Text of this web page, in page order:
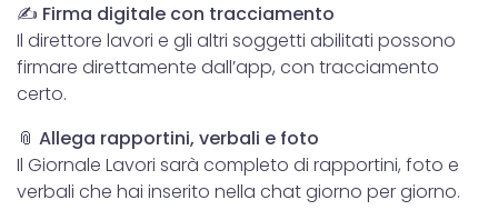
✍️ Firma digitale con tracciamento
Il direttore lavori e gli altri soggetti abilitati possono
firmare direttamente dall’app, con tracciamento
certo.
📎 Allega rapportini, verbali e foto
Il Giornale Lavori sarà completo di rapportini, foto e
verbali che hai inserito nella chat giorno per giorno.